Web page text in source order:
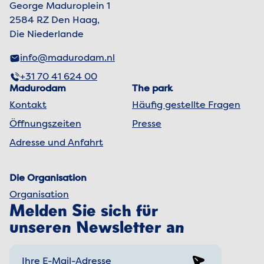
George Maduroplein 1
2584 RZ Den Haag,
Die Niederlande
info@madurodam.nl
+31 70 41 624 00
Madurodam
Kontakt
Öffnungszeiten
Adresse und Anfahrt
The park
Häufig gestellte Fragen
Presse
Die Organisation
Organisation
Melden Sie sich für
unseren Newsletter an